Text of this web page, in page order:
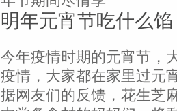
明年元宵节吃什么馅
今年疫情时期的元宵节，
疫情，大家都在家里过元
据网友们的反馈，花生芝